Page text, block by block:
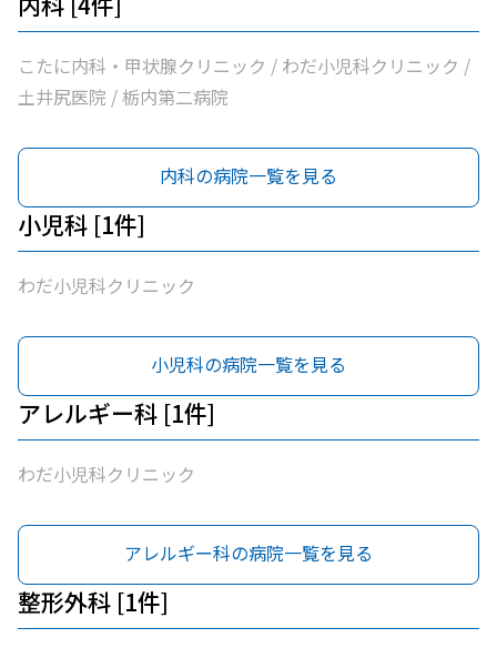
こたに内科・甲状腺クリニック / わだ小児科クリニック /
土井尻医院 / 栃内第二病院
内科の病院一覧を見る
小児科 [1件]
わだ小児科クリニック
小児科の病院一覧を見る
アレルギー科 [1件]
わだ小児科クリニック
アレルギー科の病院一覧を見る
整形外科 [1件]